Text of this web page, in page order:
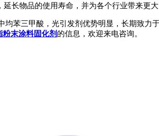
长物品的使用寿命，并为各个行业带来更大
三甲酸，光引发剂优势明显，长期致力
粉末涂料固化剂 的信息，欢迎来电咨询。